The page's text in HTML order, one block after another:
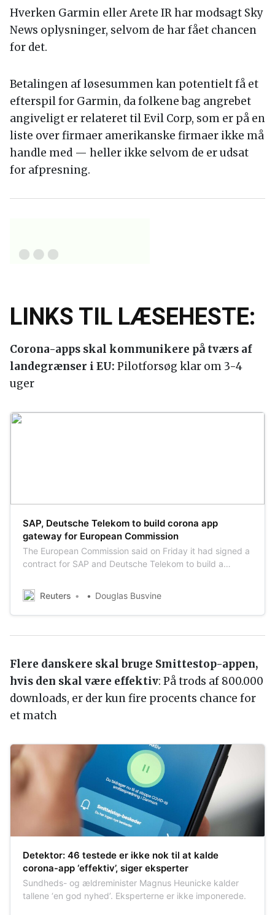
Hverken Garmin eller Arete IR har modsagt Sky
News oplysninger, selvom de har fået chancen
for det.
Betalingen af løsesummen kan potentielt få et
efterspil for Garmin, da folkene bag angrebet
angiveligt er relateret til Evil Corp, som er på en
liste over firmaer amerikanske firmaer ikke må
handle med — heller ikke selvom de er udsat
for afpresning.
LINKS TIL LÆSEHESTE:
Corona-apps skal kommunikere på tværs af
landegrænser i EU: Pilotforsøg klar om 3-4
uger
SAP, Deutsche Telekom to build corona app
gateway for European Commission
The European Commission said on Friday it had signed a
contract for SAP and Deutsche Telekom to build a
contact tracing apps to ‘talk’ to each other.
Reuters Douglas Busvine
Flere danskere skal bruge Smittestop-appen,
hvis den skal være effektiv: På trods af 800.000
downloads, er der kun fire procents chance for
et match
Detektor: 46 testede er ikke nok til at kalde
corona-app ‘effektiv’, siger eksperter
Sundheds- og ældreminister Magnus Heunicke kalder
tallene ‘en god nyhed’. Eksperterne er ikke imponerede.